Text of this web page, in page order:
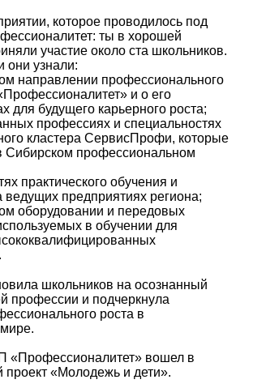
которое проводилось под
ты в хорошей
участие около ста школьников.
они узнали:
направлении профессионального
и о его
для будущего карьерного роста;
профессиях и специальностях
кластера СервисПрофи, которые
Сибирском профессиональном
практического обучения и
ведущих предприятиях региона;
оборудовании и передовых
в обучении для
школьников на осознанный
профессии и подчеркнула
роста в
«Профессионалитет» вошел в
проект «Молодежь и дети».